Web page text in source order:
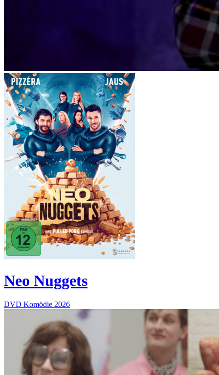
Neo Nuggets
DVD Komödie 2026